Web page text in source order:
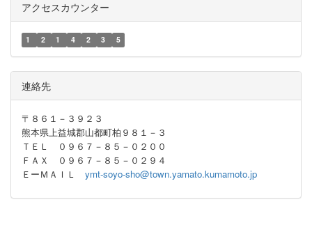
アクセスカウンター
1 2 1 4 2 3 5
連絡先
〒８６１－３９２３
熊本県上益城郡山都町柏９８１－３
ＴＥＬ ０９６７－８５－０２００
ＦＡＸ ０９６７－８５－０２９４
ＥーＭＡＩＬ ymt-soyo-sho@town.yamato.kumamoto.jp